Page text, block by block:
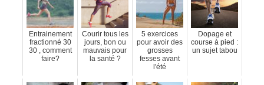
Entrainement
fractionné 30
30 , comment
faire?
Courir tous les
jours, bon ou
mauvais pour
la santé ?
5 exercices
pour avoir des
grosses
fesses avant
l'été
Dopage et
course à pied :
un sujet tabou